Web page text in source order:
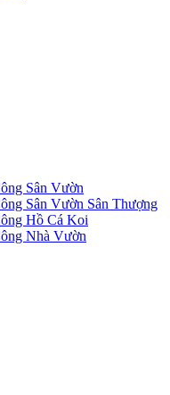
Sân Vườn
Sân Vườn Sân Thượng
Hồ Cá Koi
Nhà Vườn